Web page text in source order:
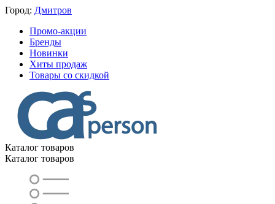
Город: Дмитров
Промо-акции
Бренды
Новинки
Хиты продаж
Товары со скидкой
Каталог товаров
Каталог товаров